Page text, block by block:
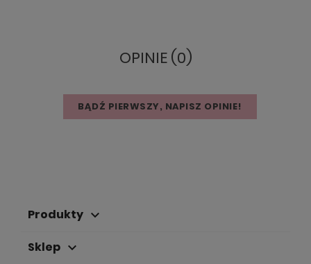
OPINIE (0)
BĄDŹ PIERWSZY, NAPISZ OPINIE!
Produkty keyboard_arrow_down
Sklep keyboard_arrow_down